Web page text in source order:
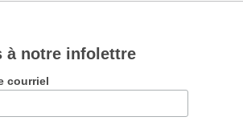
à notre infolettre
courriel